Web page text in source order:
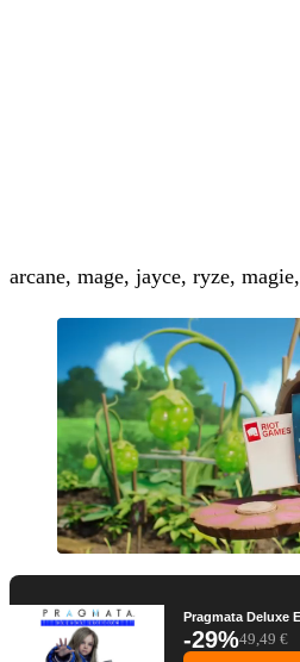
arcane, mage, jayce, ryze,
Pragmata Deluxe
-29%49,49 €